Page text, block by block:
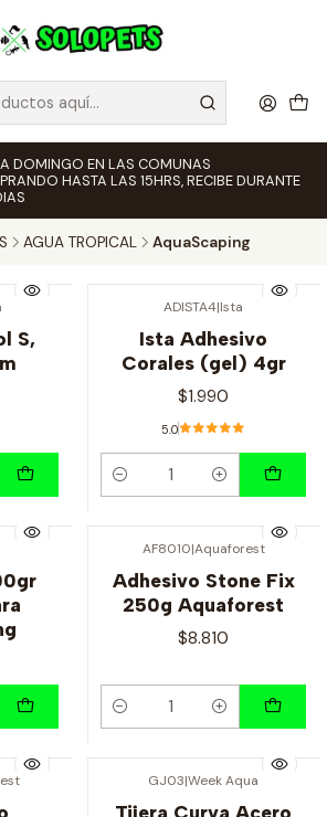
DOMINGO EN LAS COMUNAS
HASTA LAS 15HRS, RECIBE DURANTE
AGUA TROPICAL AquaScaping
S,
ADISTA4|Ista
Ista Adhesivo
Corales (gel) 4gr
$1.990
5.0
Cantidad
AF8010|Aquaforest
Adhesivo Stone Fix
250g Aquaforest
$8.810
Cantidad
GJ03|Week Aqua
Tijera Curva Acero